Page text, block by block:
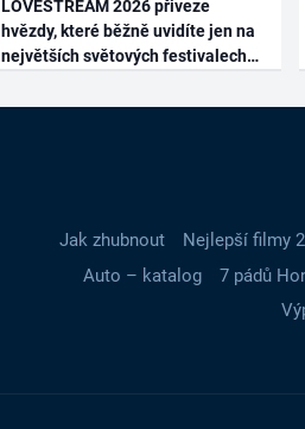
LOVESTREAM 2026 přiveze
hvězdy, které běžně uvidíte jen na
největších světových festivalech
Jak zhubnout Nejlepší filmy
Auto – katalog
7 pádů